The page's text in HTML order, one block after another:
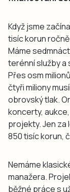
Když jsme
tisíc korun
Máme
terénní služby a
Přes osm
čtyři miliony
obrovský tlak.
koncerty,
projekty. Jen za
850 tisíc korun,
Nemáme
manažera.
běžné práce s